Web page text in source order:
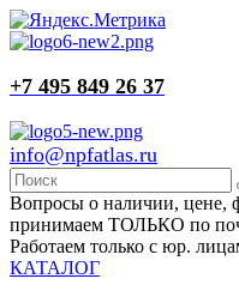
+7 495 849 26 37
info@npfatlas.ru
Вопросы о наличии, цене,
принимаем ТОЛЬКО по
Работаем только с юр.
КАТАЛОГ